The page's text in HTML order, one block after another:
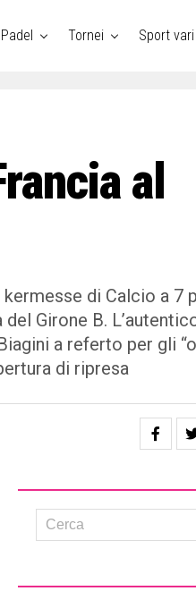
Padel Tornei Sport vari
al
di Calcio a 7
Girone B.
a referto per gli
di ripresa